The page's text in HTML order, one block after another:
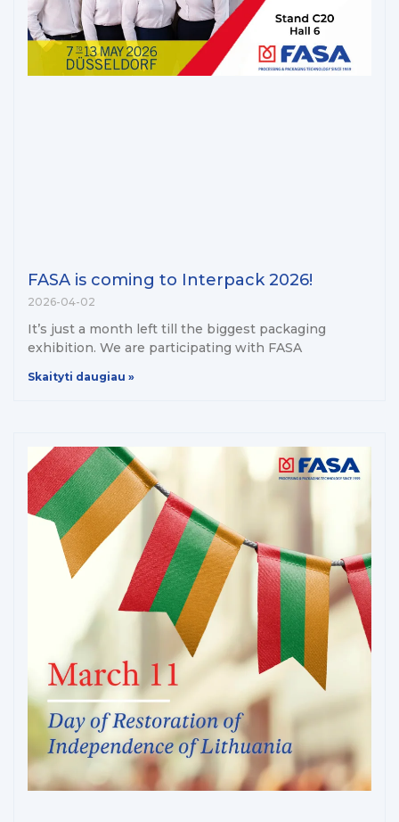
FASA is coming to Interpack 2026!
2026-04-02
It’s just a month left till the biggest packaging
exhibition. We are participating with FASA
Skaityti daugiau »